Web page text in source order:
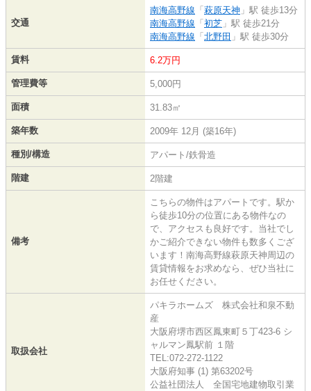
交通
南海高野線 「 萩原天神 」駅 徒歩13分
南海高野線 「 初芝 」駅 徒歩21分
南海高野線 「 北野田 」駅 徒歩30分
賃料 6.2万円
管理費等 5,000円
面積 31.83㎡
築年数 2009年 12月 (築16年)
種別/構造 アパート/鉄骨造
階建 2階建
備考
こちらの物件はアパートです。駅か
ら徒歩10分の位置にある物件なの
で、アクセスも良好です。当社でし
かご紹介できない物件も数多くござ
います！南海高野線萩原天神周辺の
賃貸情報をお求めなら、ぜひ当社に
お任せください。
取扱会社
パキラホームズ 株式会社和泉不動
産
大阪府堺市西区鳳東町５丁423-6 シ
ャルマン鳳駅前 １階
TEL:072-272-1122
大阪府知事 (1) 第63202号
公益社団法人 全国宅地建物取引業